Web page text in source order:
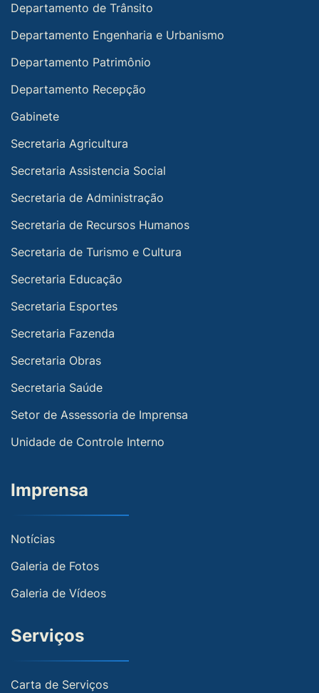
Departamento de Trânsito
Departamento Engenharia e Urbanismo
Departamento Patrimônio
Departamento Recepção
Gabinete
Secretaria Agricultura
Secretaria Assistencia Social
Secretaria de Administração
Secretaria de Recursos Humanos
Secretaria de Turismo e Cultura
Secretaria Educação
Secretaria Esportes
Secretaria Fazenda
Secretaria Obras
Secretaria Saúde
Setor de Assessoria de Imprensa
Unidade de Controle Interno
Imprensa
Notícias
Galeria de Fotos
Galeria de Vídeos
Serviços
Carta de Serviços